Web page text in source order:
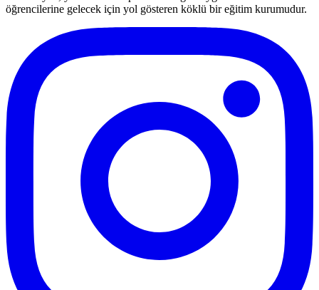
öğrencilerine gelecek için yol gösteren köklü bir eğitim kurumudur.